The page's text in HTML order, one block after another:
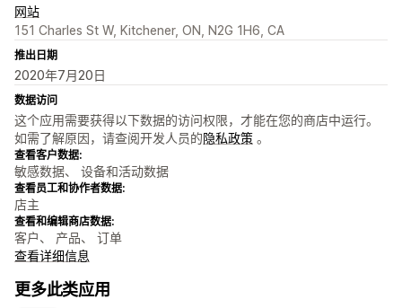
网站
151 Charles St W, Kitchener, ON, N2G 1H6, CA
推出日期
2020年7月20日
数据访问
这个应用需要获得以下数据的访问权限，才能在您的商店中运行。
如需了解原因，请查阅开发人员的隐私政策 。
查看客户数据:
敏感数据、 设备和活动数据
查看员工和协作者数据:
店主
查看和编辑商店数据:
客户、 产品、 订单
查看详细信息
更多此类应用